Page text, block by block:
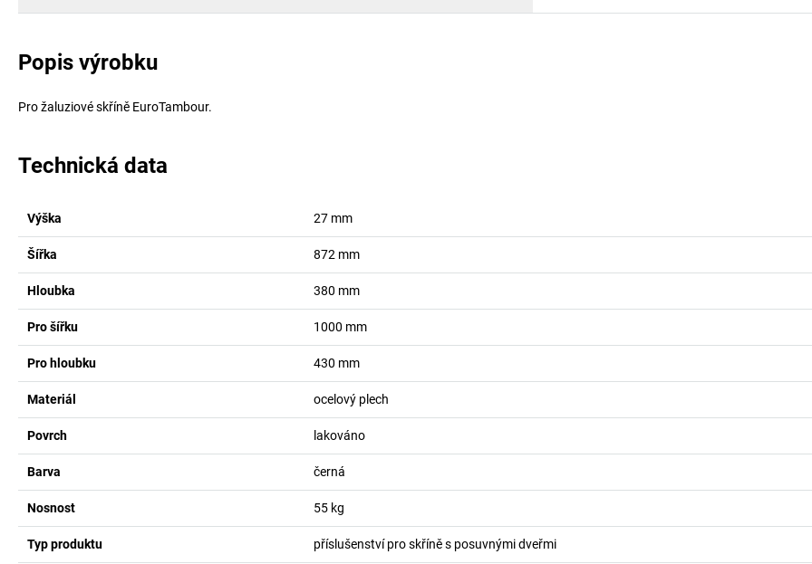
Popis výrobku
Pro žaluziové skříně EuroTambour.
Technická data
Výška 27 mm
Šířka 872 mm
Hloubka 380 mm
Pro šířku 1000 mm
Pro hloubku 430 mm
Materiál ocelový plech
Povrch lakováno
Barva černá
Nosnost 55 kg
Typ produktu příslušenství pro skříně s posuvnými dveřmi